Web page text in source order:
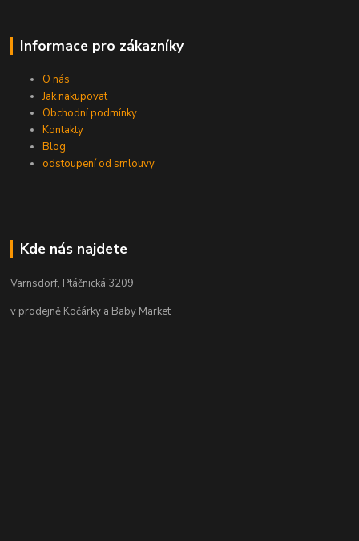
Informace pro zákazníky
O nás
Jak nakupovat
Obchodní podmínky
Kontakty
Blog
odstoupení od smlouvy
Kde nás najdete
Varnsdorf, Ptáčnická 3209
v prodejně Kočárky a Baby Market